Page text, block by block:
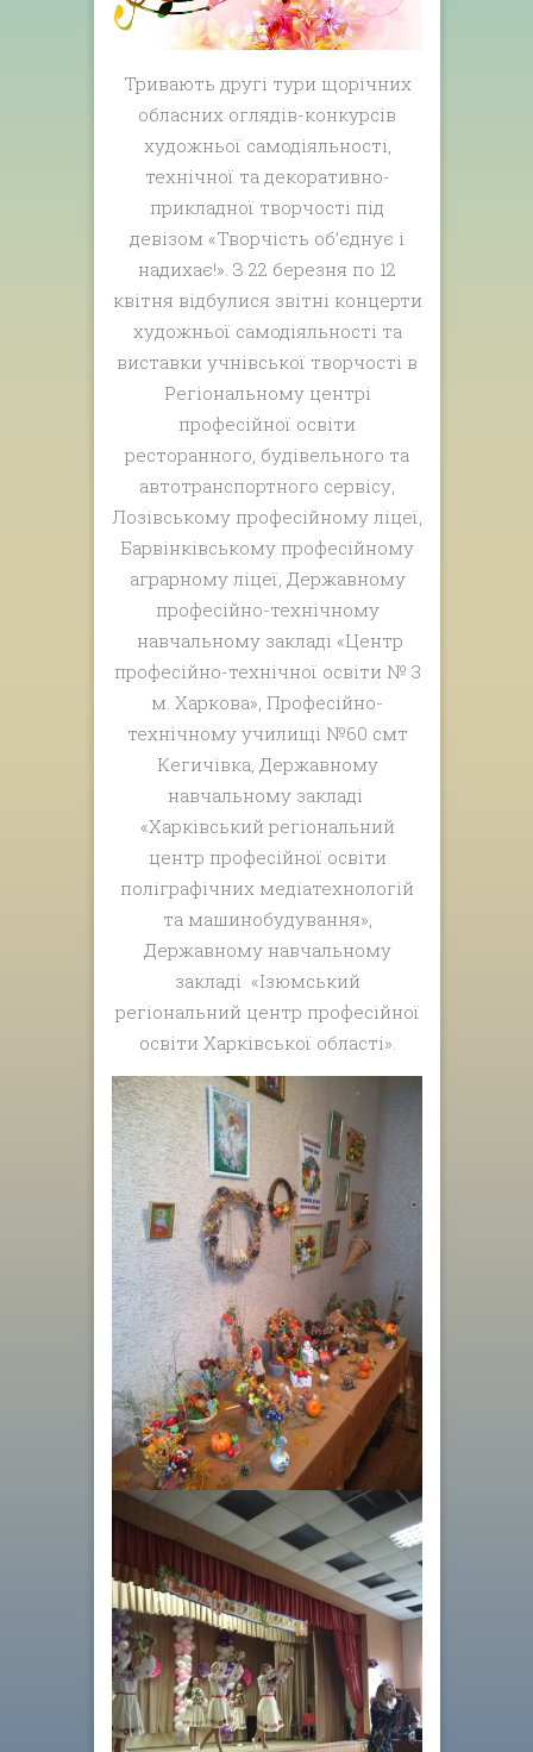
Тривають другі тури щорічних
обласних оглядів-конкурсів
художньої самодіяльності,
технічної та декоративно-
прикладної творчості під
девізом «Творчість об’єднує і
надихає!». З 22 березня по 12
квітня відбулися звітні концерти
художньої самодіяльності та
виставки учнівської творчості в
Регіональному центрі
професійної освіти
ресторанного, будівельного та
автотранспортного сервісу,
Лозівському професійному ліцеї,
Барвінківському професійному
аграрному ліцеї, Державному
професійно-технічному
навчальному закладі «Центр
професійно-технічної освіти № 3
м. Харкова», Професійно-
технічному училищі №60 смт
Кегичівка, Державному
навчальному закладі
«Харківський регіональний
центр професійної освіти
поліграфічних медіатехнологій
та машинобудування»,
Державному навчальному
закладі «Ізюмський
регіональний центр професійної
освіти Харківської області».